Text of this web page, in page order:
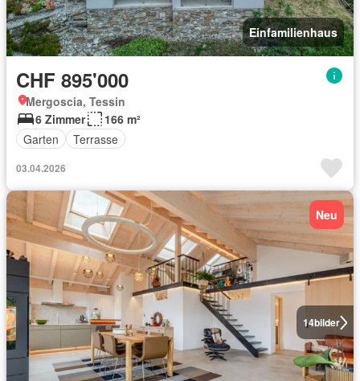
Einfamilienhaus
CHF 895'000
Mergoscia, Tessin
6 Zimmer
166 m²
Garten
Terrasse
03.04.2026
14bilder
Neu